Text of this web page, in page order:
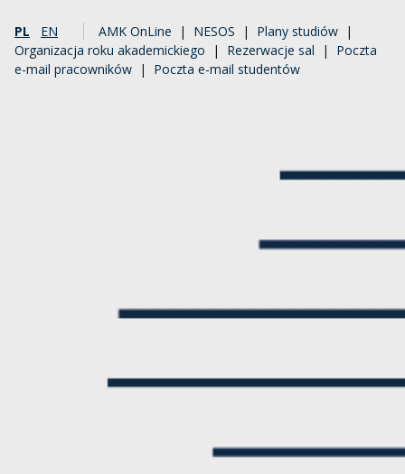
PL EN AMK OnLine | NESOS | Plany studiów |
Organizacja roku akademickiego | Rezerwacje sal | Poczta
e-mail pracowników | Poczta e-mail studentów